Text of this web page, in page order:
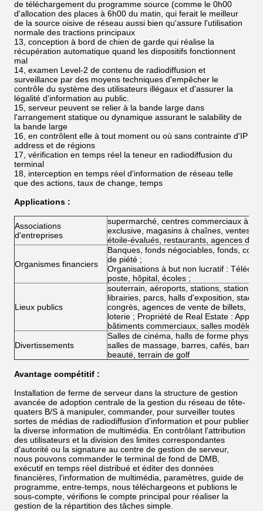
de téléchargement du programme source (comme le 0h00
d'allocation des places à 6h00 du matin, qui ferait le meilleur
de la source oisive de réseau aussi bien qu'assure l'utilisation
normale des tractions principaux
13, conception à bord de chien de garde qui réalise la
récupération automatique quand les dispositifs fonctionnent
mal
14, examen Level-2 de contenu de radiodiffusion et
surveillance par des moyens techniques d'empêcher le
contrôle du système des utilisateurs illégaux et d'assurer la
légalité d'information au public.
15, serveur peuvent se relier à la bande large dans
l'arrangement statique ou dynamique assurant le salability de
la bande large
16, en contrôlent elle à tout moment ou où sans contrainte d'IP
address et de régions
17, vérification en temps réel la teneur en radiodiffusion du
terminal
18, interception en temps réel d'information de réseau telle
que des actions, taux de change, temps
Applications :
Associations
d'entreprises
supermarché, centres commerciaux à
exclusive, magasins à chaînes, ventes à
étoile-évalués, restaurants, agences de
Organismes financiers
Banques, fonds négociables, fonds,
de piété ;
Organisations à but non lucratif :
poste, hôpital, écoles ;
Lieux publics
souterrain, aéroports, stations, stations
librairies, parcs, halls d'exposition,
congrès, agences de vente de billets,
loterie ; Propriété de Real Estate :
bâtiments commerciaux, salles modèles,
Divertissements
Salles de cinéma, halls de forme
salles de massage, barres, cafés, barres
beauté, terrain de golf
Avantage compétitif :
Installation de ferme de serveur dans la structure de gestion
avancée de adoption centrale de la gestion du réseau de tête-
quaters B/S à manipuler, commander, pour surveiller toutes
sortes de médias de radiodiffusion d'information et pour publier
la diverse information de multimédia. En contrôlant l'attribution
des utilisateurs et la division des limites correspondantes
d'autorité ou la signature au centre de gestion de serveur,
nous pouvons commander le terminal de fond de DMB,
exécutif en temps réel distribué et éditer des données
financières, l'information de multimédia, paramètres, guide de
programme, entre-temps, nous téléchargeons et publions le
sous-compte, vérifions le compte principal pour réaliser la
gestion de la répartition des tâches simple.